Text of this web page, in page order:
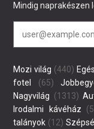
Mindig naprakészen
Mozi világ (440)
fotel
(65)
Nagyvilág (1313)
Irodalmi kávéház
talányok (12)